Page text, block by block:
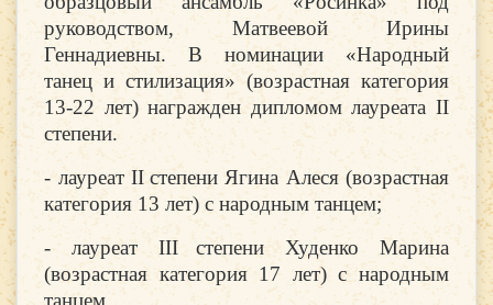
руководством, Матвеевой Ирины
Геннадиевны. В номинации «Народный
танец и стилизация» (возрастная категория
13-22 лет) награжден дипломом лауреата II
степени.
- лауреат II степени Ягина Алеся (возрастная
категория 13 лет) с народным танцем;
- лауреат III
степени Худенко Марина
(возрастная категория 17 лет) с народным